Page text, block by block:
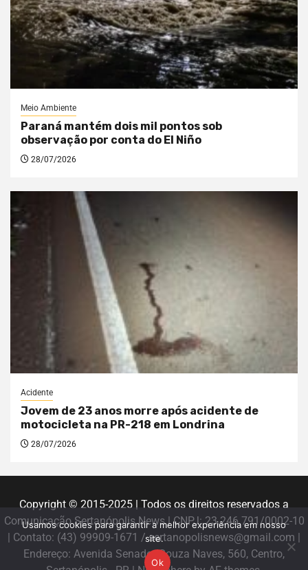
Meio Ambiente
Paraná mantém dois mil pontos sob
observação por conta do El Niño
28/07/2026
Acidente
Jovem de 23 anos morre após acidente de
motocicleta na PR-218 em Londrina
28/07/2026
Copyright © 2015-2025 | Todos os direitos reservados a
Comunicação Sertanópolis News | CNPJ: 23.246.791/0002-10
| Contato: (43) 99909-1671 / sertanopolisnews@gmail.com |
Endereço: Avenida Senador Souza Naves, 560, Centro,
Usamos cookies para garantir a melhor experiência em nosso
site.
Ok